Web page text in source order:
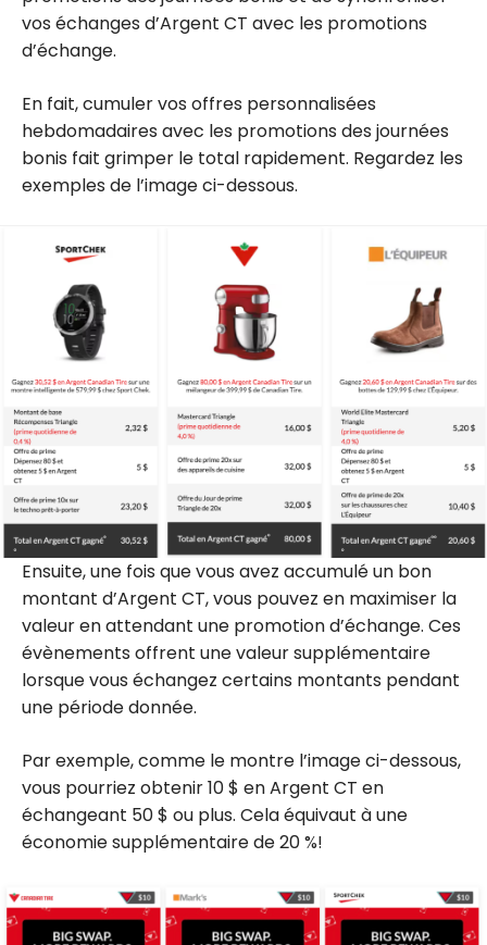
vos échanges d’Argent CT avec les promotions
d’échange.
En fait, cumuler vos offres personnalisées
hebdomadaires avec les promotions des journées
bonis fait grimper le total rapidement. Regardez les
exemples de l’image ci-dessous.
Ensuite, une fois que vous avez accumulé un bon
montant d’Argent CT, vous pouvez en maximiser la
valeur en attendant une promotion d’échange. Ces
évènements offrent une valeur supplémentaire
lorsque vous échangez certains montants pendant
une période donnée.
Par exemple, comme le montre l’image ci-dessous,
vous pourriez obtenir 10 $ en Argent CT en
échangeant 50 $ ou plus. Cela équivaut à une
économie supplémentaire de 20 %!